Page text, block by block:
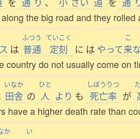
the big road and they
は
ふつう
普通
ていこく
定刻 に は やって
こ
来
country do not usually come on
いなか
田舎 の
ひと
人 より も
しぼうりつ
死亡率 が
have a higher death rate than
か い